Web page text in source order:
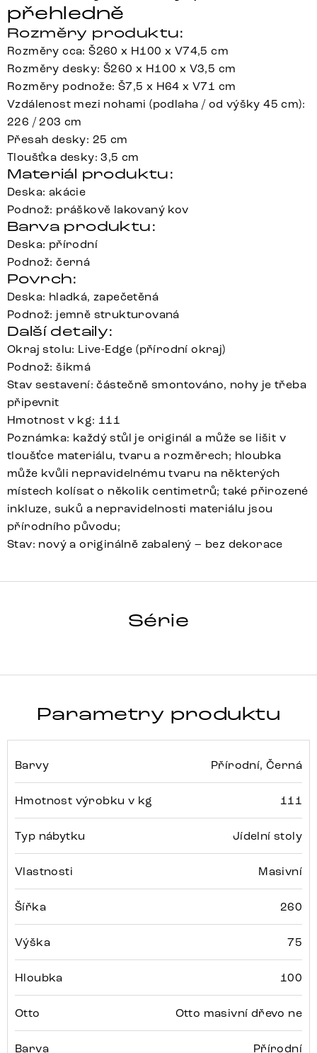
přehledně
Rozměry produktu:
Rozměry cca: Š260 x H100 x V74,5 cm
Rozměry desky: Š260 x H100 x V3,5 cm
Rozměry podnože: Š7,5 x H64 x V71 cm
Vzdálenost mezi nohami (podlaha / od výšky 45 cm):
226 / 203 cm
Přesah desky: 25 cm
Tloušťka desky: 3,5 cm
Materiál produktu:
Deska: akácie
Podnož: práškově lakovaný kov
Barva produktu:
Deska: přírodní
Podnož: černá
Povrch:
Deska: hladká, zapečetěná
Podnož: jemně strukturovaná
Další detaily:
Okraj stolu: Live-Edge (přírodní okraj)
Podnož: šikmá
Stav sestavení: částečně smontováno, nohy je třeba
připevnit
Hmotnost v kg: 111
Poznámka: každý stůl je originál a může se lišit v
tloušťce materiálu, tvaru a rozměrech; hloubka
může kvůli nepravidelnému tvaru na některých
místech kolísat o několik centimetrů; také přirozené
inkluze, suků a nepravidelnosti materiálu jsou
přírodního původu;
Stav: nový a originálně zabalený – bez dekorace
Série
Parametry produktu
Barvy Přírodní, Černá
Hmotnost výrobku v kg 111
Typ nábytku Jídelní stoly
Vlastnosti Masivní
Šířka 260
Výška 75
Hloubka 100
Otto Otto masivní dřevo ne
Barva Přírodní